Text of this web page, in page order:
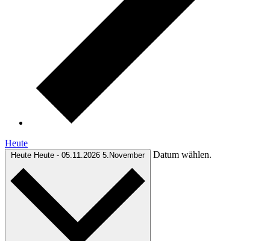
Heute
Heute Heute - 05.11.2026 5.November Datum wählen.